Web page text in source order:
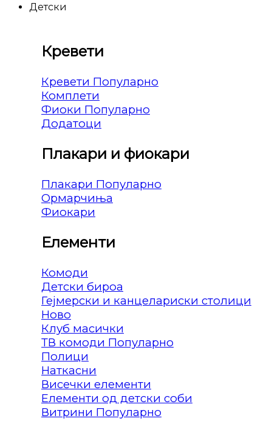
Детски
Кревети
Кревети
Комплети
Фиоки
Додатоци
Плакари и фиокари
Плакари
Ормарчиња
Фиокари
Елементи
Комоди
Детски бироа
Гејмерски и канцелариски столици
Клуб масички
ТВ комоди
Полици
Наткасни
Висечки елементи
Елементи од детски соби
Витрини